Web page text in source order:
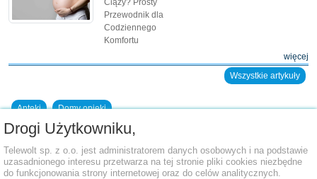
Przewodnik dla
Codziennego
Komfortu
więcej
Wszystkie artykuły
Apteki Domy opieki
Dodaj placówkę do bazy
Drogi Użytkowniku,
Telewolt sp. z o.o. jest administratorem danych osobowych i na podstawie
uzasadnionego interesu przetwarza na tej stronie pliki cookies niezbędne
do funkcjonowania strony internetowej oraz do celów analitycznych.